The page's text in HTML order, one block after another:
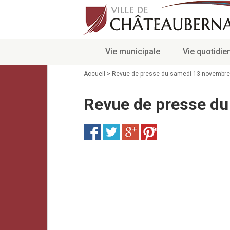
Vie municipale Vie
Accueil > Revue de presse du samedi 13
Revue de presse
Save